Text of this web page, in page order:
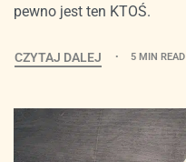
pewno jest ten KTOŚ.
CZYTAJ DALEJ 5 MIN READ